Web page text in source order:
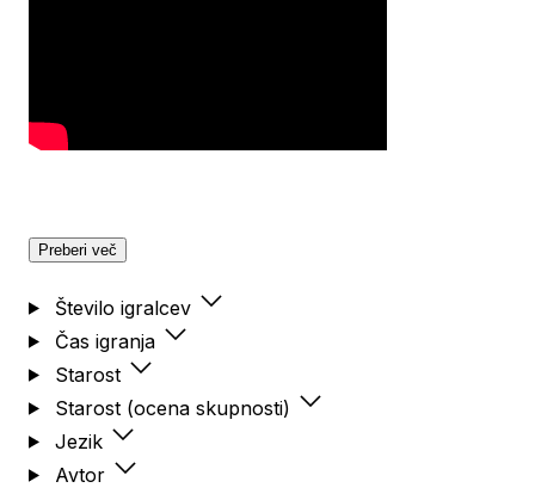
Preberi več
Število igralcev
Čas igranja
Starost
Starost (ocena skupnosti)
Jezik
Avtor